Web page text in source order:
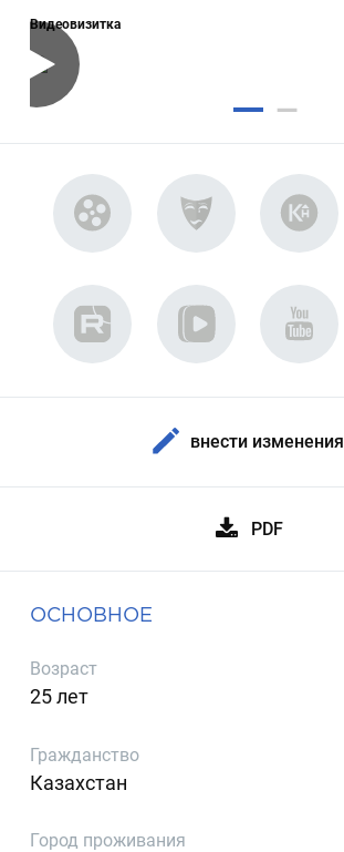
Видеовизитка
внести изменения
PDF
ОСНОВНОЕ
Возраст
25 лет
Гражданство
Казахстан
Город проживания